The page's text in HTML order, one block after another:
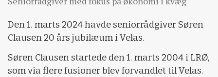
Den 1. marts 2024 havde seniorrådgiver Søren
Clausen 20 års jubilæum i Velas.
Søren Clausen startede den 1. marts 2004 i LRØ,
som via flere fusioner blev forvandlet til Velas.